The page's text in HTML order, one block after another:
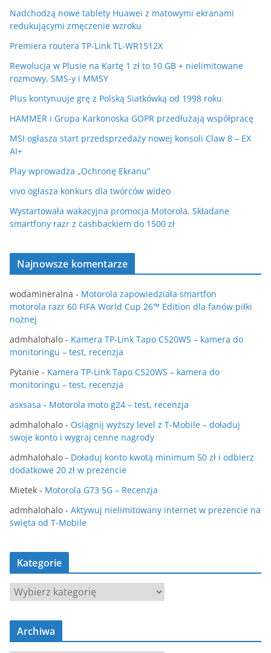
Nadchodzą nowe tablety Huawei z matowymi ekranami
redukującymi zmęczenie wzroku
Premiera routera TP-Link TL-WR1512X
Rewolucja w Plusie na Kartę 1 zł to 10 GB + nielimitowane
rozmowy, SMS-y i MMSY
Plus kontynuuje grę z Polską Siatkówką od 1998 roku
HAMMER i Grupa Karkonoska GOPR przedłużają współpracę
MSI ogłasza start przedsprzedaży nowej konsoli Claw 8 – EX
AI+
Play wprowadza „Ochronę Ekranu”
vivo ogłasza konkurs dla twórców wideo
Wystartowała wakacyjna promocja Motorola. Składane
smartfony razr z cashbackiem do 1500 zł
Najnowsze komentarze
wodamineralna - Motorola zapowiedziała smartfon
motorola razr 60 FIFA World Cup 26™ Edition dla fanów piłki
nożnej
admhalohalo - Kamera TP-Link Tapo C520WS – kamera do
monitoringu – test, recenzja
Pytanie - Kamera TP-Link Tapo C520WS – kamera do
monitoringu – test, recenzja
asxsasa - Motorola moto g24 – test, recenzja
admhalohalo - Osiągnij wyższy level z T-Mobile – doładuj
swoje konto i wygraj cenne nagrody
admhalohalo - Doładuj konto kwotą minimum 50 zł i odbierz
dodatkowe 20 zł w prezencie
Mietek - Motorola G73 5G – Recenzja
admhalohalo - Aktywuj nielimitowany internet w prezencie na
święta od T-Mobile
Kategorie
K
t
g
Archiwa